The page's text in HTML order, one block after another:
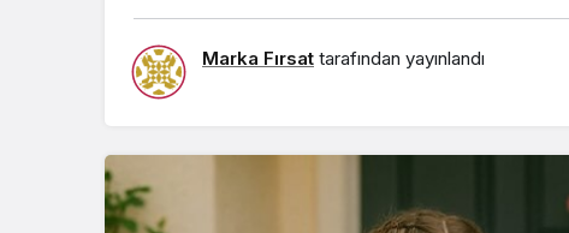
Marka Fırsat tarafından yayınlandı